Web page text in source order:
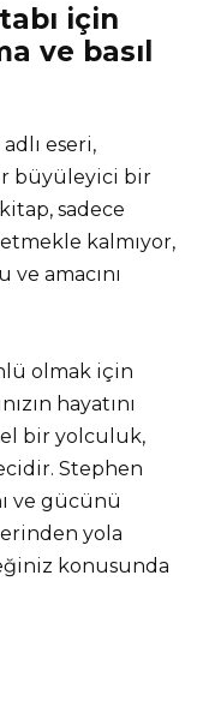
için
ve basıl
eseri,
büyüleyici bir
sadece
kalmıyor,
ve amacını
olmak için
hayatını
bir yolculuk,
Stephen
ve gücünü
yola
konusunda